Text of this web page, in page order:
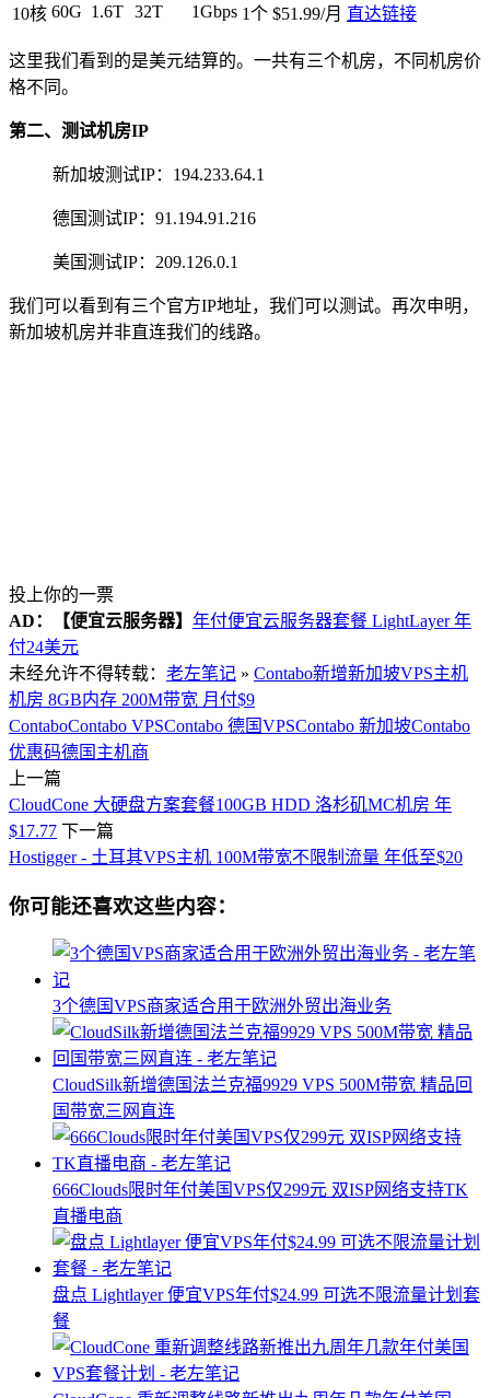
10核 60G 1.6T 32T 1Gbps 1个 $51.99/月 直达链接
这里我们看到的是美元结算的。一共有三个机房，不同机房价
格不同。
第二、测试机房IP
新加坡测试IP：194.233.64.1
德国测试IP：91.194.91.216
美国测试IP：209.126.0.1
我们可以看到有三个官方IP地址，我们可以测试。再次申明，
新加坡机房并非直连我们的线路。
投上你的一票
AD：
【便宜云服务器】 年付便宜云服务器套餐 LightLayer 年
付24美元
未经允许不得转载： 老左笔记 » Contabo新增新加坡VPS主机
机房 8GB内存 200M带宽 月付$9
ContaboContabo VPSContabo 德国VPSContabo 新加坡Contabo
优惠码德国主机商
上一篇
CloudCone 大硬盘方案套餐100GB HDD 洛杉矶MC机房 年
$17.77 下一篇
Hostigger - 土耳其VPS主机 100M带宽不限制流量 年低至$20
你可能还喜欢这些内容：
3个德国VPS商家适合用于欧洲外贸出海业务
CloudSilk新增德国法兰克福9929 VPS 500M带宽 精品回
国带宽三网直连
666Clouds限时年付美国VPS仅299元 双ISP网络支持TK
直播电商
盘点 Lightlayer 便宜VPS年付$24.99 可选不限流量计划套
餐